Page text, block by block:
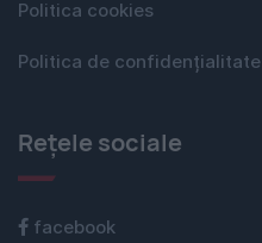
Politica cookies
Politica de confidențialitate
Rețele sociale
facebook